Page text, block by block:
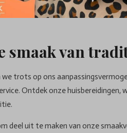
smaak van
we trots op ons
Ontdek onze huisbereidingen,
deel uit te maken van onze